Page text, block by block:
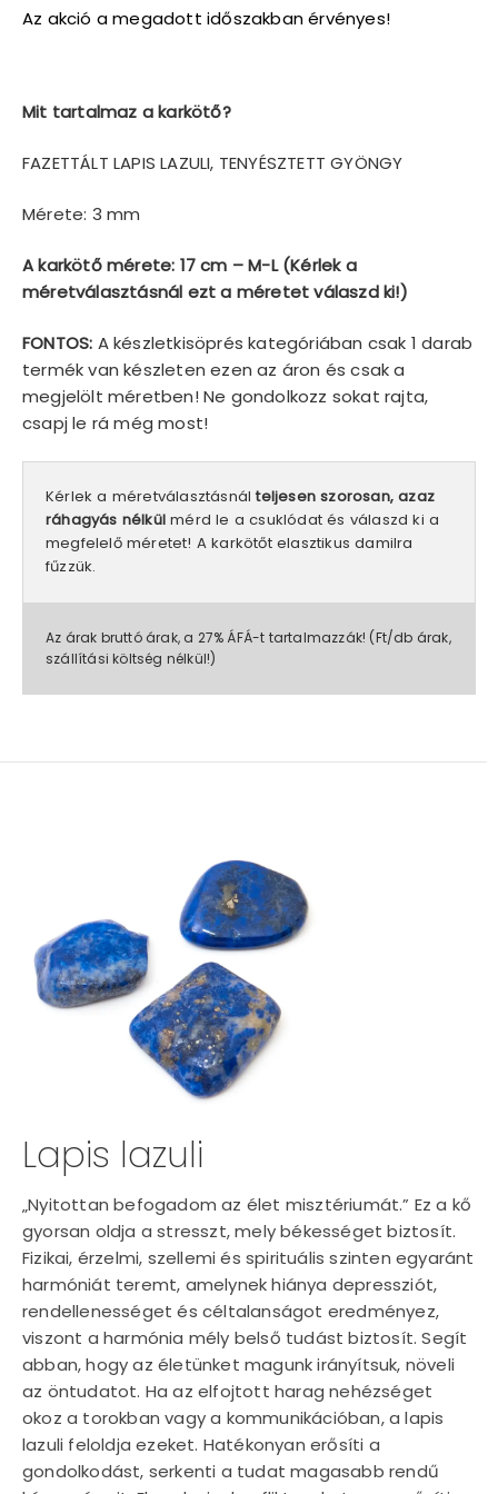
Az akció a megadott időszakban érvényes!
Mit tartalmaz a karkötő?
FAZETTÁLT LAPIS LAZULI, TENYÉSZTETT GYÖNGY
Mérete: 3 mm
A karkötő mérete: 17 cm – M-L (Kérlek a
méretválasztásnál ezt a méretet válaszd ki!)
FONTOS: A készletkisöprés kategóriában csak 1 darab
termék van készleten ezen az áron és csak a
megjelölt méretben! Ne gondolkozz sokat rajta,
csapj le rá még most!
Kérlek a méretválasztásnálteljesen szorosan, azaz
ráhagyás nélkül mérd le a csuklódat és válaszd ki a
megfelelő méretet! A karkötőt elasztikus damilra
fűzzük.
Az árak bruttó árak, a 27% ÁFÁ-t tartalmazzák! (Ft/db árak,
szállítási költség nélkül!)
Lapis lazuli
„Nyitottan befogadom az élet misztériumát.” Ez a kő
gyorsan oldja a stresszt, mely békességet biztosít.
Fizikai, érzelmi, szellemi és spirituális szinten egyaránt
harmóniát teremt, amelynek hiánya depressziót,
rendellenességet és céltalanságot eredményez,
viszont a harmónia mély belső tudást biztosít. Segít
abban, hogy az életünket magunk irányítsuk, növeli
az öntudatot. Ha az elfojtott harag nehézséget
okoz a torokban vagy a kommunikációban, a lapis
lazuli feloldja ezeket. Hatékonyan erősíti a
gondolkodást, serkenti a tudat magasabb rendű